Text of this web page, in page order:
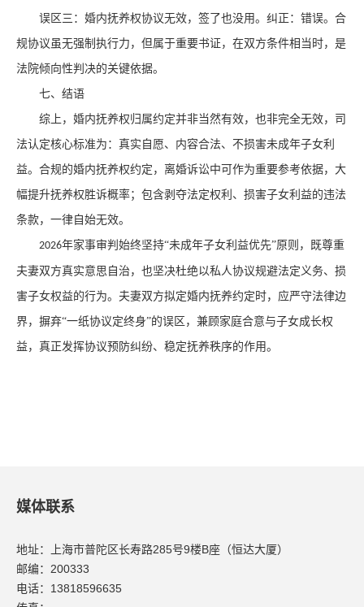
误区三：婚内抚养权协议无效，签了也没用。纠正：错误。合
规协议虽无强制执行力，但属于重要书证，在双方条件相当时，是
法院倾向性判决的关键依据。
七、结语
综上，婚内抚养权归属约定并非当然有效，也非完全无效，司
法认定核心标准为：真实自愿、内容合法、不损害未成年子女利
益。合规的婚内抚养权约定，离婚诉讼中可作为重要参考依据，大
幅提升抚养权胜诉概率；包含剥夺法定权利、损害子女利益的违法
条款，一律自始无效。
2026年家事审判始终坚持“未成年子女利益优先”原则，既尊重
夫妻双方真实意思自治，也坚决杜绝以私人协议规避法定义务、损
害子女权益的行为。夫妻双方拟定婚内抚养约定时，应严守法律边
界，摒弃“一纸协议定终身”的误区，兼顾家庭合意与子女成长权
益，真正发挥协议预防纠纷、稳定抚养秩序的作用。
媒体联系
地址：上海市普陀区长寿路285号9楼B座（恒达大厦）
邮编：200333
电话：13818596635